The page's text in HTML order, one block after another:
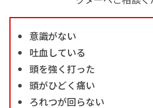
意識がない
吐血している
頭を強く打った
頭がひどく痛い
ろれつが回らない